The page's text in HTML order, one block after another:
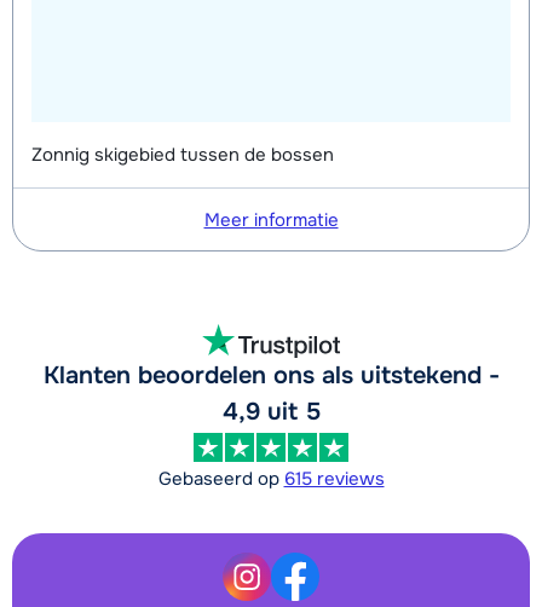
Zonnig skigebied tussen de bossen
Meer informatie
Klanten beoordelen ons als uitstekend -
4,9 uit 5
Gebaseerd op 615 reviews